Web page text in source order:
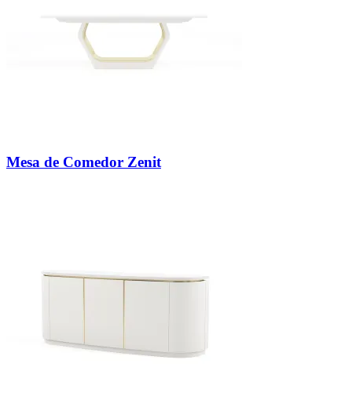
Mesa de Comedor Zenit